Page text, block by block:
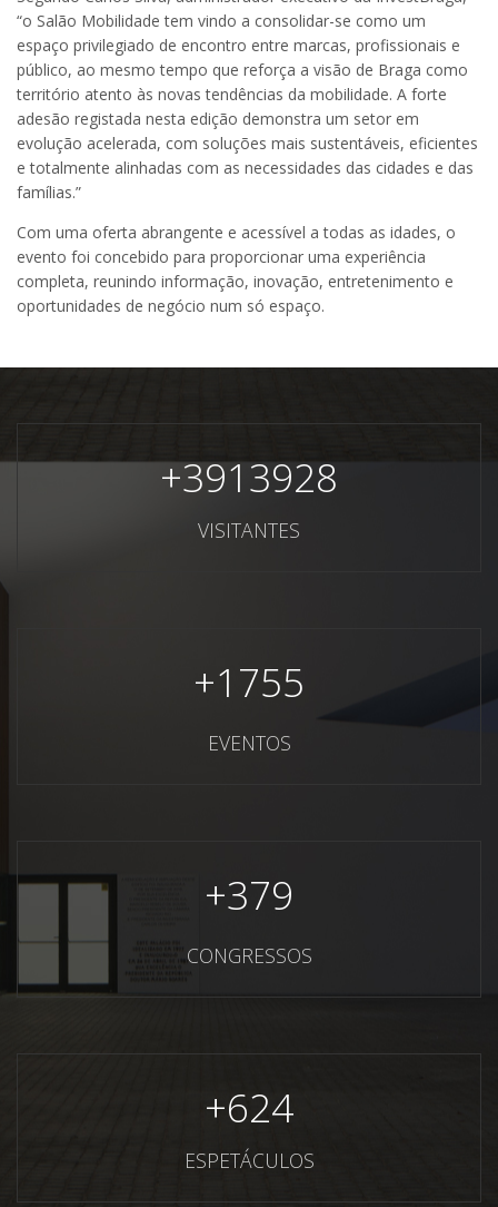
“o Salão Mobilidade tem vindo a consolidar-se como um
espaço privilegiado de encontro entre marcas, profissionais e
público, ao mesmo tempo que reforça a visão de Braga como
território atento às novas tendências da mobilidade. A forte
adesão registada nesta edição demonstra um setor em
evolução acelerada, com soluções mais sustentáveis, eficientes
e totalmente alinhadas com as necessidades das cidades e das
famílias.”
Com uma oferta abrangente e acessível a todas as idades, o
evento foi concebido para proporcionar uma experiência
completa, reunindo informação, inovação, entretenimento e
oportunidades de negócio num só espaço.
+3913928
VISITANTES
+1755
EVENTOS
+379
CONGRESSOS
+624
ESPETÁCULOS